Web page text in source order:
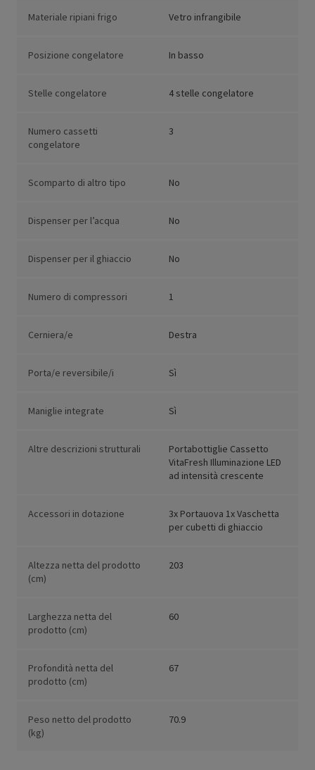
Materiale ripiani frigo Vetro infrangibile
Posizione congelatore In basso
Stelle congelatore 4 stelle congelatore
Numero cassetti
congelatore
3
Scomparto di altro tipo No
Dispenser per l’acqua No
Dispenser per il ghiaccio No
Numero di compressori 1
Cerniera/e Destra
Porta/e reversibile/i Sì
Maniglie integrate Sì
Altre descrizioni strutturali
Portabottiglie Cassetto
VitaFresh Illuminazione LED
ad intensità crescente
Accessori in dotazione
3x Portauova 1x Vaschetta
per cubetti di ghiaccio
Altezza netta del prodotto
(cm)
203
Larghezza netta del
prodotto (cm)
60
Profondità netta del
prodotto (cm)
67
Peso netto del prodotto
(kg)
70.9